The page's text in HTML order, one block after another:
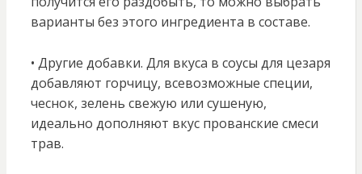
варианты без этого ингредиента в составе.
• Другие добавки. Для вкуса в соусы для цезаря
добавляют горчицу, всевозможные специи,
чеснок, зелень свежую или сушеную,
идеально дополняют вкус прованские смеси
трав.